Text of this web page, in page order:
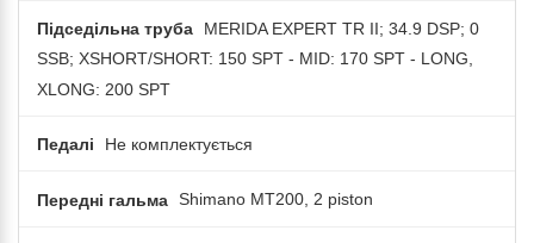
Підседільна труба
MERIDA EXPERT TR II; 34.9 DSP; 0
SSB; XSHORT/SHORT: 150 SPT - MID: 170 SPT - LONG,
XLONG: 200 SPT
Педалі Не комплектується
Передні гальма Shimano MT200, 2 piston